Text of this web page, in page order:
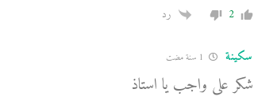
2 رد
سكينة
شكر على واجب يا استاذ